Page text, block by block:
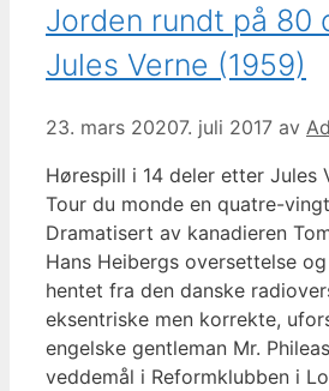
Jorden rundt på 80
Jules Verne (1959)
23. mars 20207. juli 2017 av
Hørespill i 14 deler etter Jules
Tour du monde en quatre-
Dramatisert av kanadieren
Hans Heibergs oversettelse
hentet fra den danske
eksentriske men korrekte,
engelske gentleman Mr.
veddemål i Reformklubben i